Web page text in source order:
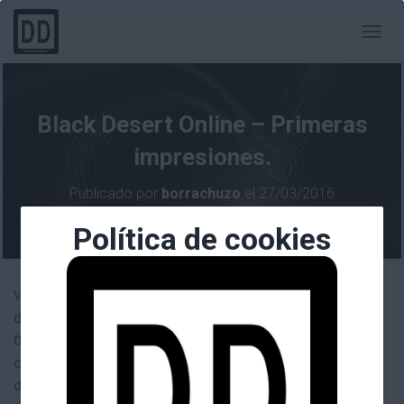
A
Black Desert Online – Primeras
impresiones.
Publicado por borrachuzo el 27/03/2016
Voy a intentar organizar las impresiones
de estas dos semanas de juego.
Obviaré la pantalla de loggin y la
creación de personajes, y me iré
directamente al las impresiones saltando
Política de cookies